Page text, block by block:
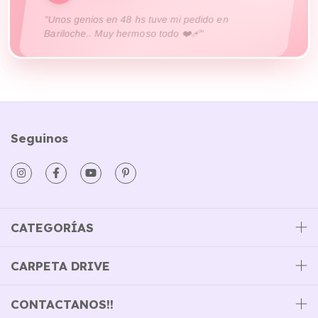
Seguinos
CATEGORÍAS
CARPETA DRIVE
CONTACTANOS!!